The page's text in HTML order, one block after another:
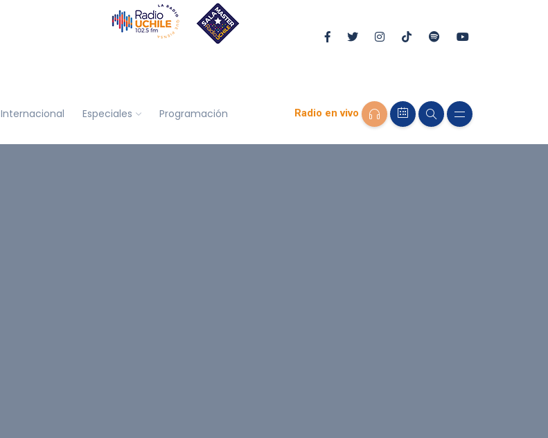
Internacional Especiales Programación Radio en vivo